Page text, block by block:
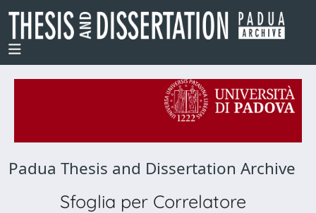
Padua Thesis and Dissertation Archive
Sfoglia per Correlatore